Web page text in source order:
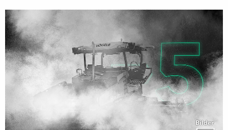
Bilder